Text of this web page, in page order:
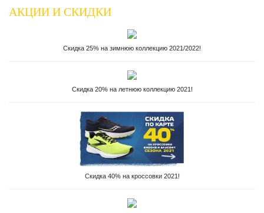
АКЦИИ И СКИДКИ
Скидка 25% на зимнюю коллекцию 2021/2022!
Скидка 20% на летнюю коллекцию 2021!
Скидка 40% на кроссовки 2021!